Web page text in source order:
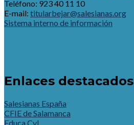
Teléfono: 923 40 11 10
E-mail: titularbejar@salesianas.org
Sistema interno de información
Enlaces destacados
Salesianas España
CFIE de Salamanca
Educa CyL